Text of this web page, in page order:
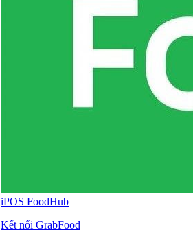
iPOS FoodHub
Kết nối GrabFood